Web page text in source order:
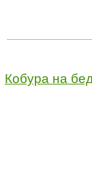
Кобура на